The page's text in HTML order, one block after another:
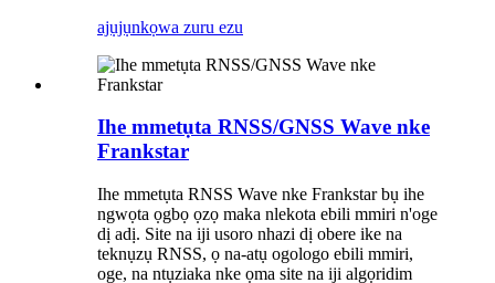
ajụjụnkọwa zuru ezu
Ihe mmetụta RNSS/GNSS Wave nke
Frankstar
Ihe mmetụta RNSS Wave nke Frankstar bụ ihe
ngwọta ọgbọ ọzọ maka nlekota ebili mmiri n'oge
dị adị. Site na iji usoro nhazi dị obere ike na
teknụzụ RNSS, ọ na-atụ ogologo ebili mmiri,
oge, na ntụziaka nke ọma site na iji algọridim